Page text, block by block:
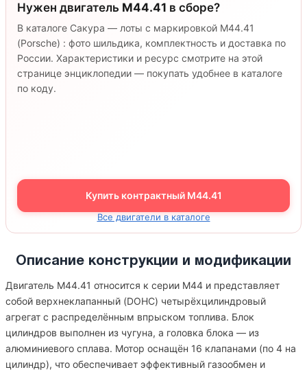
Нужен двигатель M44.41 в сборе?
В каталоге Сакура — лоты с маркировкой M44.41
(Porsche) : фото шильдика, комплектность и доставка по
России. Характеристики и ресурс смотрите на этой
странице энциклопедии — покупать удобнее в каталоге
по коду.
Купить контрактный M44.41
Все двигатели в каталоге
Описание конструкции и модификации
Двигатель M44.41 относится к серии M44 и представляет
собой верхнеклапанный (DOHC) четырёхцилиндровый
агрегат с распределённым впрыском топлива. Блок
цилиндров выполнен из чугуна, а головка блока — из
алюминиевого сплава. Мотор оснащён 16 клапанами (по 4 на
цилиндр), что обеспечивает эффективный газообмен и